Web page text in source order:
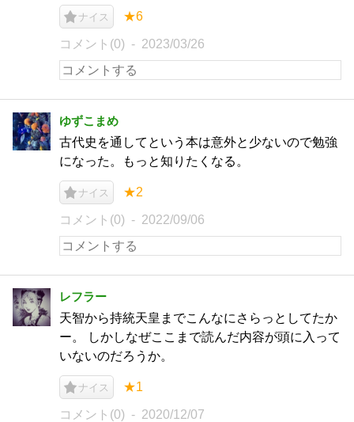
ナイス ★6
コメント(0) 2023/03/26
ゆずこまめ
古代史を通してという本は意外と少ないので勉強
になった。もっと知りたくなる。
ナイス ★2
コメント(0) 2022/09/06
レフラー
天智から持統天皇までこんなにさらっとしてたか
ー。 しかしなぜここまで読んだ内容が頭に入って
いないのだろうか。
ナイス ★1
コメント(0) 2020/12/07